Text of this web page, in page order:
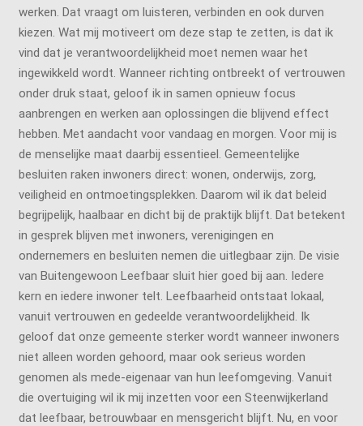
werken. Dat vraagt om luisteren, verbinden en ook durven
kiezen. Wat mij motiveert om deze stap te zetten, is dat ik
vind dat je verantwoordelijkheid moet nemen waar het
ingewikkeld wordt. Wanneer richting ontbreekt of vertrouwen
onder druk staat, geloof ik in samen opnieuw focus
aanbrengen en werken aan oplossingen die blijvend effect
hebben. Met aandacht voor vandaag en morgen. Voor mij is
de menselijke maat daarbij essentieel. Gemeentelijke
besluiten raken inwoners direct: wonen, onderwijs, zorg,
veiligheid en ontmoetingsplekken. Daarom wil ik dat beleid
begrijpelijk, haalbaar en dicht bij de praktijk blijft. Dat betekent
in gesprek blijven met inwoners, verenigingen en
ondernemers en besluiten nemen die uitlegbaar zijn. De visie
van Buitengewoon Leefbaar sluit hier goed bij aan. Iedere
kern en iedere inwoner telt. Leefbaarheid ontstaat lokaal,
vanuit vertrouwen en gedeelde verantwoordelijkheid. Ik
geloof dat onze gemeente sterker wordt wanneer inwoners
niet alleen worden gehoord, maar ook serieus worden
genomen als mede-eigenaar van hun leefomgeving. Vanuit
die overtuiging wil ik mij inzetten voor een Steenwijkerland
dat leefbaar, betrouwbaar en mensgericht blijft. Nu, en voor